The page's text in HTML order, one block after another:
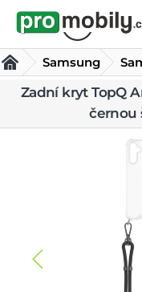
Samsung
Samsung A14 s
Zadní kryt TopQ
černou